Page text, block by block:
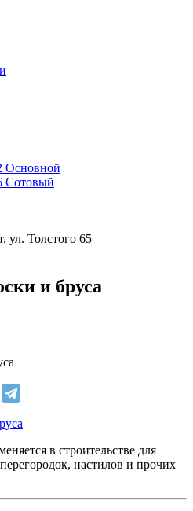
Основной
Сотовый
ул. Толстого 65
и бруса
в строительстве для
настилов и прочих